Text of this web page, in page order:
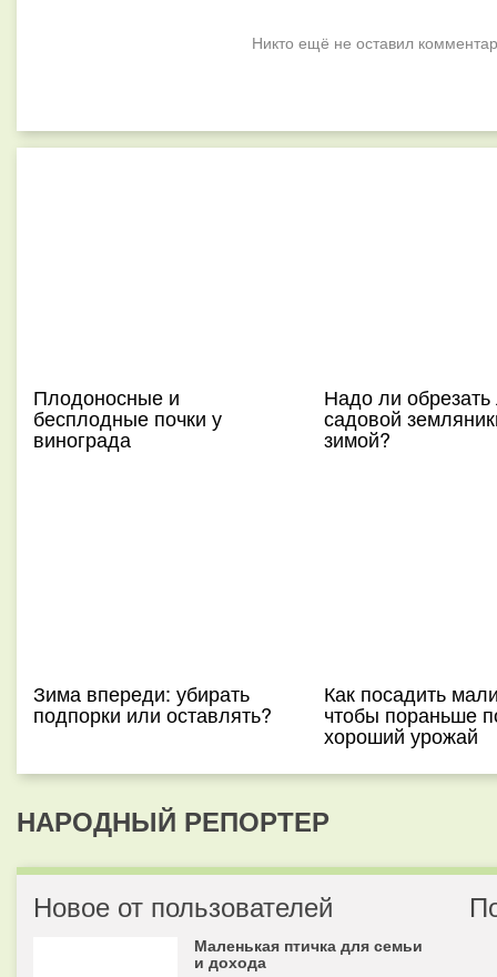
Никто ещё не оставил
Плодоносные и
бесплодные почки у
винограда
Надо ли обрезать
садовой
зимой?
Зима впереди: убирать
подпорки или оставлять?
Как посадить
чтобы пораньше
хороший урожай
НАРОДНЫЙ РЕПОРТЕР
Новое от пользователей
Маленькая птичка для семьи
и дохода